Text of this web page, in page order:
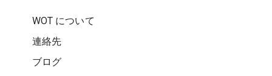
WOT について
連絡先
ブログ